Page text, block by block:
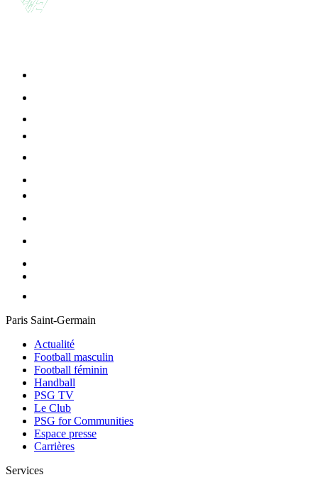
Paris Saint-Germain
Actualité
Football masculin
Football féminin
Handball
PSG TV
Le Club
PSG for Communities
Espace presse
Carrières
Services